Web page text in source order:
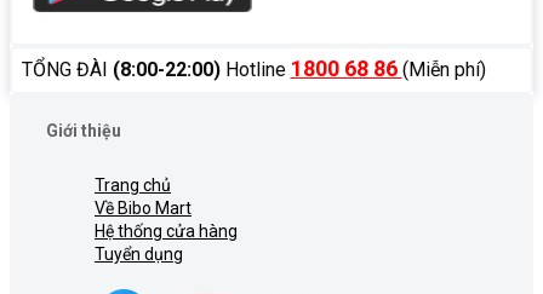
TỔNG ĐÀI (8:00-22:00)Hotline 1800 68 86 (Miễn phí)
Giới thiệu
Trang chủ
Về Bibo Mart
Hệ thống cửa hàng
Tuyển dụng